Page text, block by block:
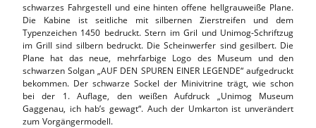
schwarzes Fahrgestell und eine hinten offene hellgrauweiße Plane.
Die Kabine ist seitliche mit silbernen Zierstreifen und dem
Typenzeichen 1450 bedruckt. Stern im Gril und Unimog-Schriftzug
im Grill sind silbern bedruckt. Die Scheinwerfer sind gesilbert. Die
Plane hat das neue, mehrfarbige Logo des Museum und den
schwarzen Solgan „AUF DEN SPUREN EINER LEGENDE“ aufgedruckt
bekommen. Der schwarze Sockel der Minivitrine trägt, wie schon
bei der 1. Auflage, den weißen Aufdruck „Unimog Museum
Gaggenau, ich hab’s gewagt“. Auch der Umkarton ist unverändert
zum Vorgängermodell.